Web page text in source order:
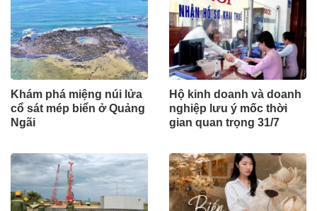
Khám phá miệng núi lửa
cổ sát mép biển ở Quảng
Ngãi
Hộ kinh doanh và doanh
nghiệp lưu ý mốc thời
gian quan trọng 31/7